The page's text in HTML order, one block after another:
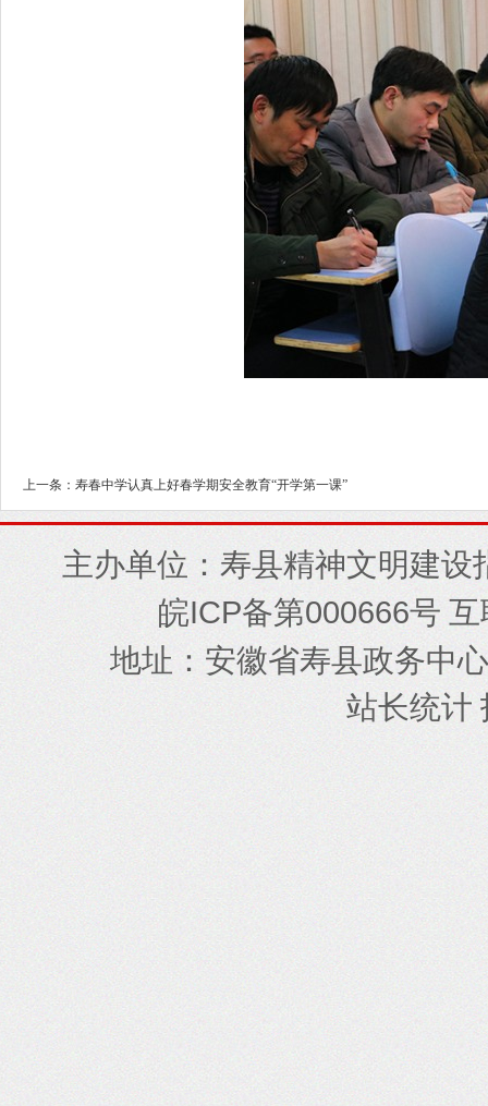
上一条：寿春中学认真上好春学期安全教育“开学第一课”
主办单位：寿县精神文明建
皖ICP备第000666号
地址 ： 安徽省寿县政务中心
站长统计